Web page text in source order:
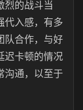
烈的战斗当
代入感，有多
队合作，与好
迟卡顿的情况
沟通，以至于